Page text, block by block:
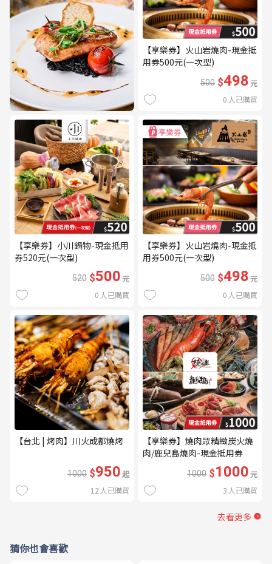
【享樂券】火山岩燒肉-現金抵
用券500元(一次型)
500 $498元
0 人已購買
【享樂券】小川鍋物-現金抵用
券520元(一次型)
520 $500元
0 人已購買
【享樂券】火山岩燒肉-現金抵
用券500元(一次型)
500 $498元
0 人已購買
【台北 | 烤肉】川火成都燒烤
1000 $950起
12 人已購買
【享樂券】燒肉眾精緻炭火燒
肉/鹿兒島燒肉-現金抵用券
1000 $1000元
3 人已購買
去看更多
猜你也會喜歡